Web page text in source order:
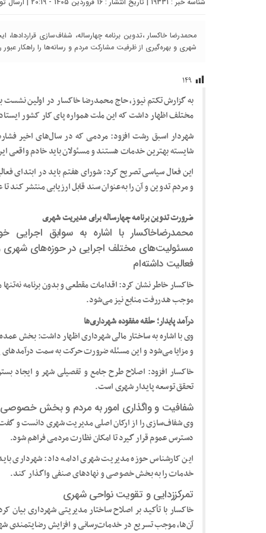
محمدرضا خاکسار ،تدوین برنامه چهارساله، شفاف‌سازی قراردادها،
شهری و بهره‌گیری از ظرفیت مشارکت مردم و رسانه‌ها را راهکار
۱۴۹
به گزارش تکتم نیوز، حاج محمدرضا خاکسار در اولین نشست
مختلف اظهار داشت که این ملت همواره پای کار کشور
شهردار اسبق رشت افزود: مردمی که در سال‌های اخیر
شایسته بهترین خدمات هستند و مسئولان باید خادم واقعی
این فعال سیاسی تصریح کرد: شورای هفتم باید در ابتدای
و مردم تدوین و آن را به‌عنوان سند قابل ارزیابی منتشر کند
ضرورت تدوین برنامه چهارساله برای مدیریت شهری
محمدرضاخاکسار با اشاره به سوابق
مسئولیت‌های مختلف اجرایی در حوزه‌های شهری
فعالیت داشته‌ام
خاکسار خاطر نشان کرد: اقدامات مقطعی و بدون برنامه
موجب هدررفت منابع نیز می‌شود.
درآمد پایدار؛ حلقه مفقوده شهرداری‌ها
وی با اشاره به ساختار مالی شهرداری اظهار داشت: بخش
و مزایا می‌شود و این مسئله ضرورت حرکت به سمت درآمدهای
خاکسار افزود: اصلاح طرح جامع و تفصیلی شهر و ایجاد
تحقق توسعه پایدار شهری است.
شفافیت و واگذاری امور به مردم و بخش خصوصی
وی شفاف‌سازی را از ارکان اصلی مدیریت شهری دانست و
دسترس عموم قرار گیرد تا امکان نظارت مردمی فراهم شود.
این کارشناس حوزه مدیریت شهری ادامه داد: شهرداری
خدمات را به بخش خصوصی و نهادهای صنفی واگذار کند.
تمرکززدایی و تقویت نواحی شهری
خاکسار با تأکید بر اصلاح ساختار مدیریتی شهرداری بیان
آن‌ها، موجب تسریع در خدمات‌رسانی و افزایش رضایتمندی